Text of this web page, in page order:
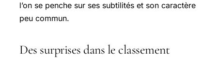
l’on se penche sur ses subtilités et son caractère
peu commun.
Des surprises dans le classement